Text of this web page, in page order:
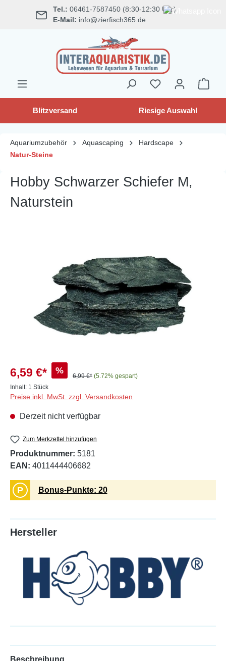
springen Tel.: 06461-7587450 (8:30-12:30 Uhr)
E-Mail: info@zierfisch365.de
Blitzversand Riesige Auswahl
Aquariumzubehör Aquascaping
Hardscape
Natur-Steine
Hobby Schwarzer Schiefer M,
Naturstein
6,59 €* %
6,99 €* (5.72% gespart)
Inhalt: 1 Stück
Preise inkl. MwSt. zzgl. Versandkosten
Derzeit nicht verfügbar
Zum Merkzettel hinzufügen
Produktnummer: 5181
EAN: 4011444406682
P Bonus-Punkte: 20
Hersteller